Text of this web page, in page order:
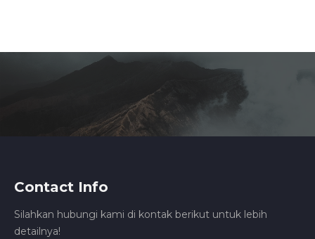
Contact Info
Silahkan hubungi kami di kontak berikut untuk lebih
detailnya!